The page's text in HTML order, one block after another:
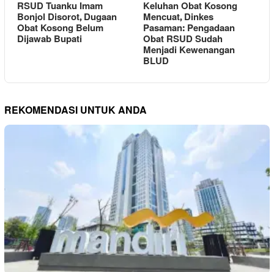
RSUD Tuanku Imam
Bonjol Disorot, Dugaan
Obat Kosong Belum
Dijawab Bupati
Keluhan Obat Kosong
Mencuat, Dinkes
Pasaman: Pengadaan
Obat RSUD Sudah
Menjadi Kewenangan
BLUD
REKOMENDASI UNTUK ANDA